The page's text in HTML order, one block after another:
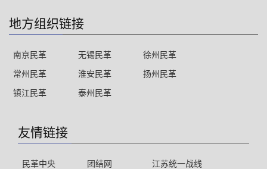
地方组织链接
南京民革 无锡民革
徐州民革
常州民革
淮安民革
扬州民革
镇江民革
泰州民革
友情链接
民革中央 团结网 江苏统一战线